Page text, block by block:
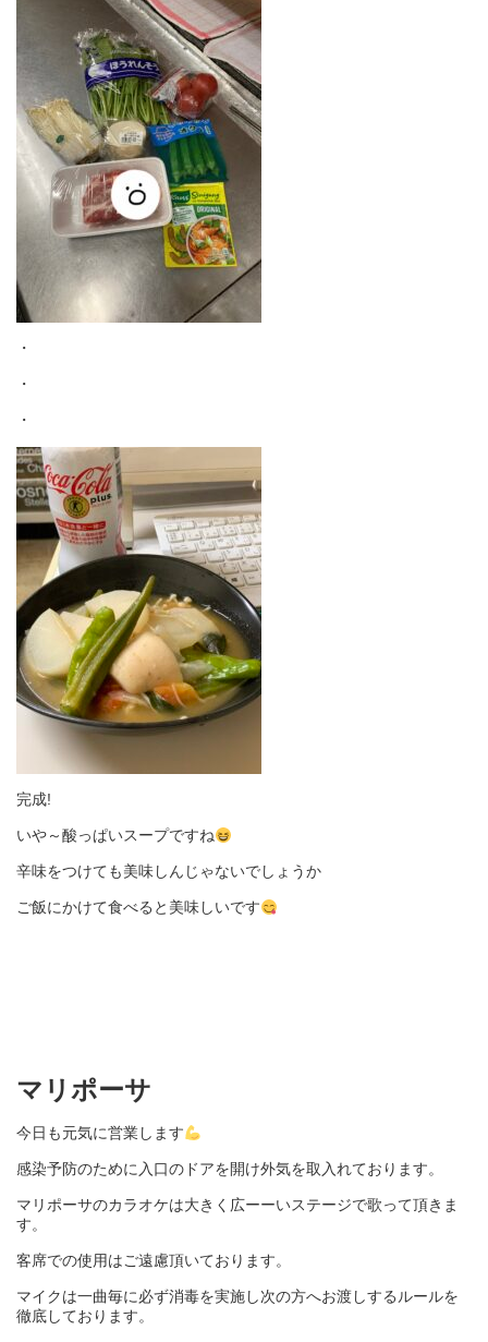
・
・
・
完成!
いや～酸っぱいスープですね
辛味をつけても美味しんじゃないでしょうか
ご飯にかけて食べると美味しいです
マリポーサ
今日も元気に営業します
感染予防のために入口のドアを開け外気を取入れております。
マリポーサのカラオケは大きく広ーーいステージで歌って頂きま
す。
客席での使用はご遠慮頂いております。
マイクは一曲毎に必ず消毒を実施し次の方へお渡しするルールを
徹底しております。